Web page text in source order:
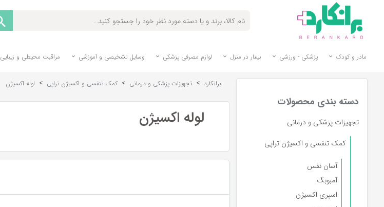
مادر و کودک پزشکی - ورزشی بیمار در منزل لوازم مصرفی پزشکی وسایل تشخیصی و آموزشی مراقبت محیطی و زیبایی
دسته بندی محصولات
تجهیزات پزشکی و درمانی
کمک تنفسی و اکسیژن تراپی
آسان نفس
آمبوبگ
اسپری اکسیژن
برانکارد > تجهیزات پزشکی و درمانی > کمک تنفسی و اکسیژن تراپی > لوله اکسیژن
لوله اکسیژن